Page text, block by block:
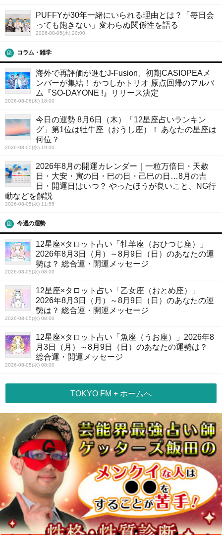
PUFFYが30年一緒にいられる理由とは？「毎日会
っても飽きない」変わらぬ関係性を語る
2026-08-05(水) 20:00
コラム・雑学
海外で再評価が進むJ-Fusion、初期CASIOPEAメ
ンバーが集結！ かつしかトリオ 原点回帰のアルバ
ム『SO-DAYONE !』リリース決定
2026-08-06(木) 18:00
今日の運勢 8月6日（木）「12星座占いランキン
グ」第1位は牡牛座（おうし座）！ あなたの星座は
何位？
2026-08-05(水) 19:00
2026年8月の開運カレンダー｜一粒万倍日・天赦
日・大安・寅の日・巳の日・己巳の日…8月の吉
日・開運日はいつ？ やったほうが良いこと、NG行
動などを解説
2026-08-05(水) 11:55
今週の運勢
12星座×タロット占い「牡羊座（おひつじ座）」
2026年8月3日（月）～8月9日（日）のあなたの運
勢は？ 総合運・開運メッセージ
2026-08-05(水) 08:00
12星座×タロット占い「乙女座（おとめ座）」
2026年8月3日（月）～8月9日（日）のあなたの運
勢は？ 総合運・開運メッセージ
2026-08-05(水) 08:00
12星座×タロット占い「魚座（うお座）」2026年8
月3日（月）～8月9日（日）のあなたの運勢は？
総合運・開運メッセージ
2026-08-05(水) 08:00
TOKYO FM + ホームへ